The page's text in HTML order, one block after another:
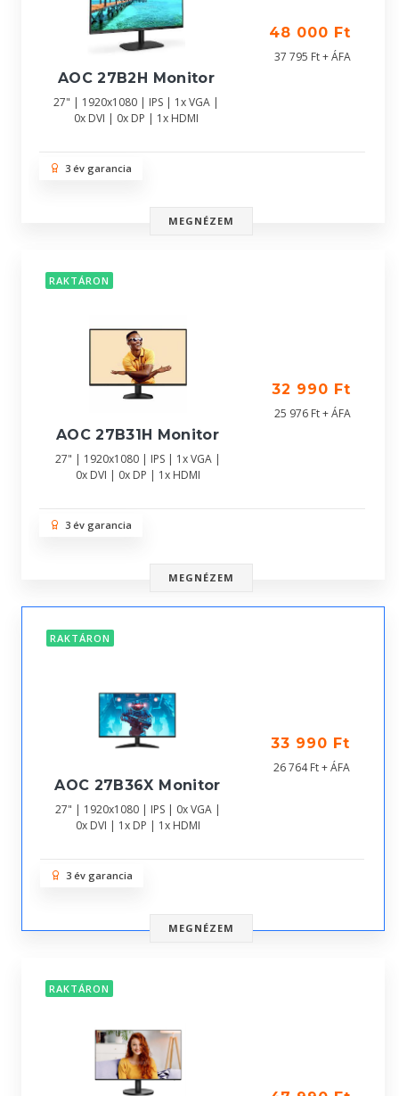
AOC 27B2H Monitor
27" | 1920x1080 | IPS | 1x VGA |
0x DVI | 0x DP | 1x HDMI
48 000 Ft
37 795 Ft + ÁFA
3 év garancia
MEGNÉZEM
RAKTÁRON
AOC 27B31H Monitor
27" | 1920x1080 | IPS | 1x VGA |
0x DVI | 0x DP | 1x HDMI
32 990 Ft
25 976 Ft + ÁFA
3 év garancia
MEGNÉZEM
RAKTÁRON
AOC 27B36X Monitor
27" | 1920x1080 | IPS | 0x VGA |
0x DVI | 1x DP | 1x HDMI
33 990 Ft
26 764 Ft + ÁFA
3 év garancia
MEGNÉZEM
RAKTÁRON